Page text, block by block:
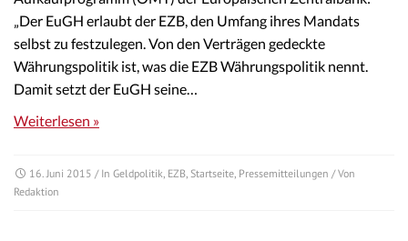
„Der EuGH erlaubt der EZB, den Umfang ihres Mandats
selbst zu festzulegen. Von den Verträgen gedeckte
Währungspolitik ist, was die EZB Währungspolitik nennt.
Damit setzt der EuGH seine…
Weiterlesen »
16. Juni 2015 / In Geldpolitik, EZB, Startseite, Pressemitteilungen / Von
Redaktion